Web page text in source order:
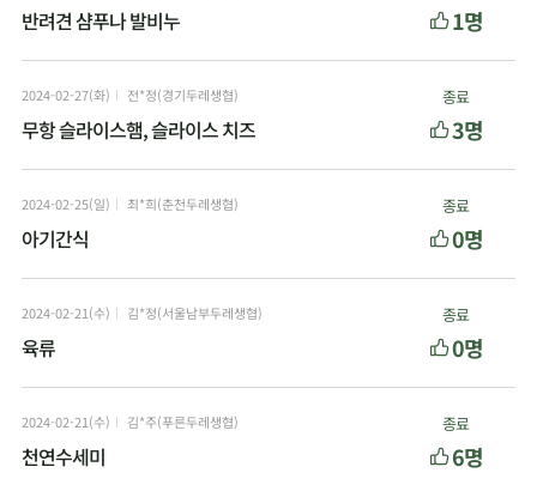
반려견 샴푸나 발비누 1명
2024-02-27(화) 전*정(경기두레생협)
무항 슬라이스햄, 슬라이스 치즈
종료
3명
2024-02-25(일) 최*희(춘천두레생협)
아기간식
종료
0명
2024-02-21(수) 김*정(서울남부두레생협)
육류
종료
0명
2024-02-21(수) 김*주(푸른두레생협)
천연수세미
종료
6명